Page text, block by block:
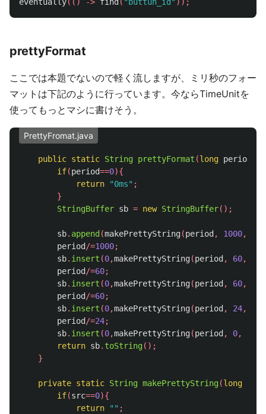
prettyFormat
ここでは本題でないので軽く流しますが、ミリ秒のフォー
マットは下記のように行っています。今ならTimeUnitを
使ってもっとマシに書けそう。
PrettyFromat.java
public static String prettyFormat (long period
if(period==0){
return
"0ms" ;
}
StringBuffer sb = new StringBuffer();
sb. append (makePrettyString(period , 1000,
period /=1000;
sb. insert (0,makePrettyString(period , 60,
period /=60;
sb. insert (0,makePrettyString(period , 60,
period /=60;
sb. insert (0,makePrettyString(period , 24,
period /=24;
sb. insert (0,makePrettyString(period , 0,
return sb. toString();
}
private static String makePrettyString(long
if(src==0){
return
"" ;